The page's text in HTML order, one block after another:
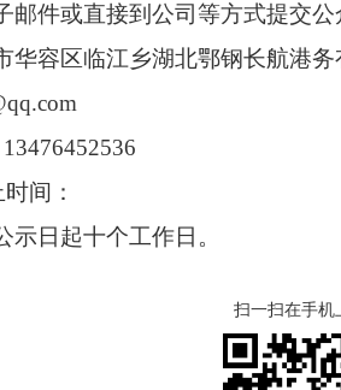
件或直接到公司等方式提交公
华容区临江乡湖北鄂钢长航港务
13476452536
间：
日起十个工作日。
扫一扫在手机